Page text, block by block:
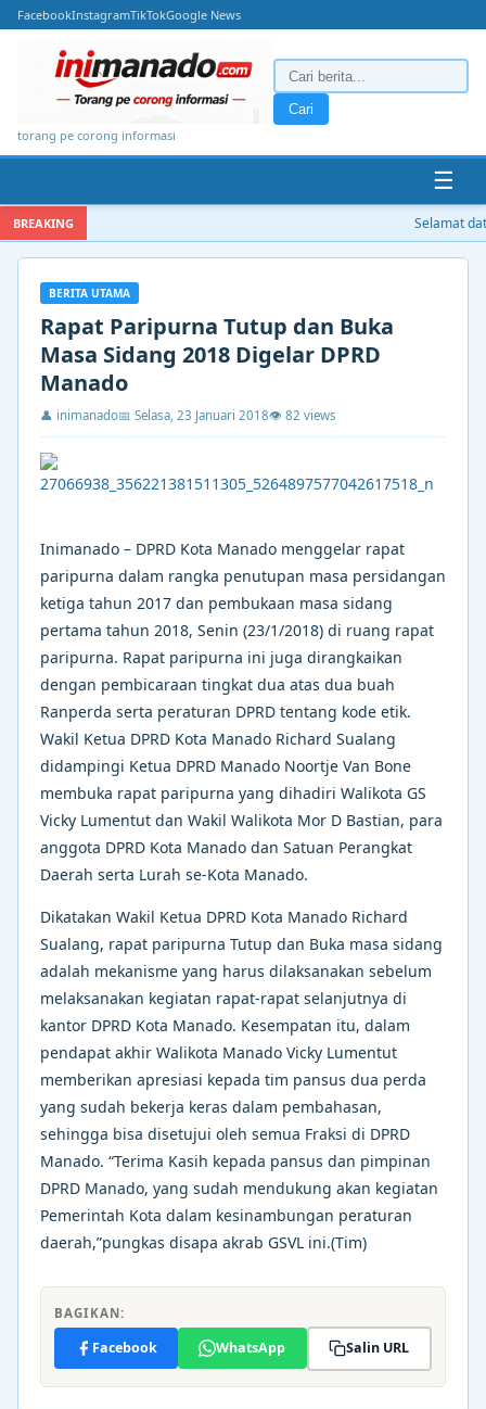
FacebookInstagramTikTokGoogle News
torang pe corong informasi
Cari
☰
BREAKING Selamat
BERITA UTAMA
Rapat Paripurna Tutup dan Buka
Masa Sidang 2018 Digelar DPRD
Manado
👤 inimanado📅 Selasa, 23 Januari 2018👁 82 views
Inimanado – DPRD Kota Manado menggelar rapat
paripurna dalam rangka penutupan masa persidangan
ketiga tahun 2017 dan pembukaan masa sidang
pertama tahun 2018, Senin (23/1/2018) di ruang rapat
paripurna. Rapat paripurna ini juga dirangkaikan
dengan pembicaraan tingkat dua atas dua buah
Ranperda serta peraturan DPRD tentang kode etik.
Wakil Ketua DPRD Kota Manado Richard Sualang
didampingi Ketua DPRD Manado Noortje Van Bone
membuka rapat paripurna yang dihadiri Walikota GS
Vicky Lumentut dan Wakil Walikota Mor D Bastian, para
anggota DPRD Kota Manado dan Satuan Perangkat
Daerah serta Lurah se-Kota Manado.
Dikatakan Wakil Ketua DPRD Kota Manado Richard
Sualang, rapat paripurna Tutup dan Buka masa sidang
adalah mekanisme yang harus dilaksanakan sebelum
melaksanakan kegiatan rapat-rapat selanjutnya di
kantor DPRD Kota Manado. Kesempatan itu, dalam
pendapat akhir Walikota Manado Vicky Lumentut
memberikan apresiasi kepada tim pansus dua perda
yang sudah bekerja keras dalam pembahasan,
sehingga bisa disetujui oleh semua Fraksi di DPRD
Manado. “Terima Kasih kepada pansus dan pimpinan
DPRD Manado, yang sudah mendukung akan kegiatan
Pemerintah Kota dalam kesinambungan peraturan
daerah,”pungkas disapa akrab GSVL ini.(Tim)
BAGIKAN:
Facebook WhatsApp Salin URL